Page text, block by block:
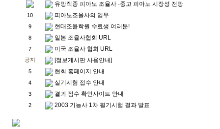
유망직종 피아노 조율사 -중고 피아노 시장성 전망
10 피아노조율사의 임무
9 현대조율학원 수료생 여러분!
8 일본 조율사협회 URL
7 미국 조율사 협회 URL
공지 [정보게시판 사용안내]
5 협회 홈페이지 안내
4 실기시험 접수 안내
3 결과 점수 확인사이트 안내
2 2003 기능사 1차 필기시험 결과 발표